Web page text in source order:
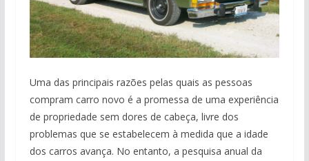
Uma das principais razões pelas quais as pessoas
compram carro novo é a promessa de uma experiência
de propriedade sem dores de cabeça, livre dos
problemas que se estabelecem à medida que a idade
dos carros avança. No entanto, a pesquisa anual da